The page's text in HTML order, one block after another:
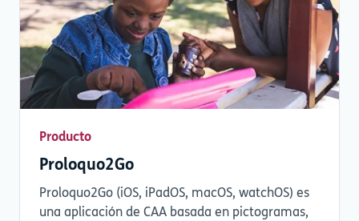
Producto
Proloquo2Go
Proloquo2Go (iOS, iPadOS, macOS, watchOS) es
una aplicación de CAA basada en pictogramas,